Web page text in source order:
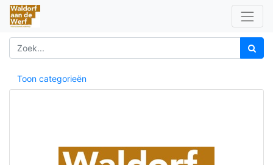
Toon categorieën